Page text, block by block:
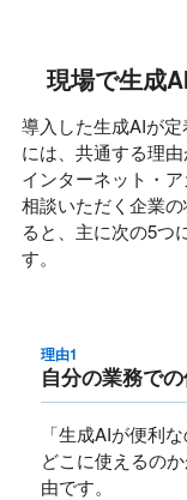
現場で生成
導入した生成AIが
には、共通する理由
インターネット・
相談いただく企業の
ると、主に次の5つ
す。
理由1
自分の業務で
「生成AIが便利
どこに使えるの
由です。